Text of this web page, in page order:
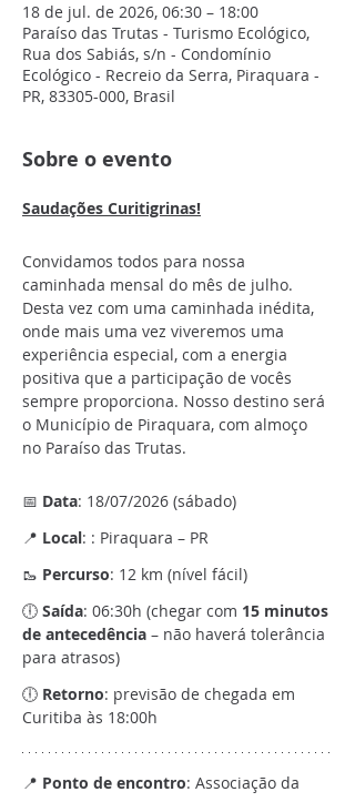
18 de jul. de 2026, 06:30 – 18:00
Paraíso das Trutas - Turismo Ecológico,
Rua dos Sabiás, s/n - Condomínio
Ecológico - Recreio da Serra, Piraquara -
PR, 83305-000, Brasil
Sobre o evento
Saudações Curitigrinas!
Convidamos todos para nossa
caminhada mensal do mês de julho.
Desta vez com uma caminhada inédita,
onde mais uma vez viveremos uma
experiência especial, com a energia
positiva que a participação de vocês
sempre proporciona. Nosso destino será
o Município de Piraquara, com almoço
no Paraíso das Trutas.
📅 Data: 18/07/2026 (sábado)
📍 Local: : Piraquara – PR
🥾 Percurso: 12 km (nível fácil)
🕕 Saída: 06:30h (chegar com 15 minutos
de antecedência – não haverá tolerância
para atrasos)
🕕 Retorno: previsão de chegada em
Curitiba às 18:00h
📍 Ponto de encontro: Associação da